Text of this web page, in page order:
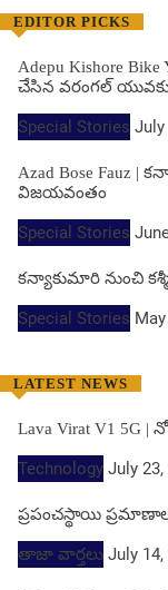
EDITOR PICKS
Adepu Kishore
చేసిన వరంగల్
Special Stories July
Azad Bose Fauz |
విజయవంతం
Special Stories
కన్యాకుమారి నుంచి
Special Stories
LATEST NEWS
Lava Virat V1
Technology July 23,
ప్రపంచస్థాయి
తాజా వార్తలు July 14,